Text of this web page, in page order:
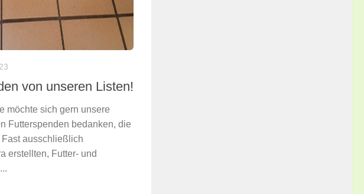
von unseren Listen!
möchte sich gern unsere
Futterspenden bedanken, die
ausschließlich
erstellten, Futter- und